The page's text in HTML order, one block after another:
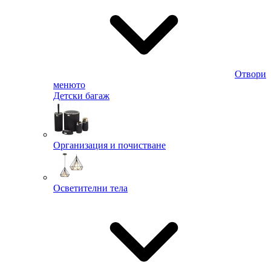
Отвори
менюто
Детски багаж
Организация и почистване
Осветителни тела